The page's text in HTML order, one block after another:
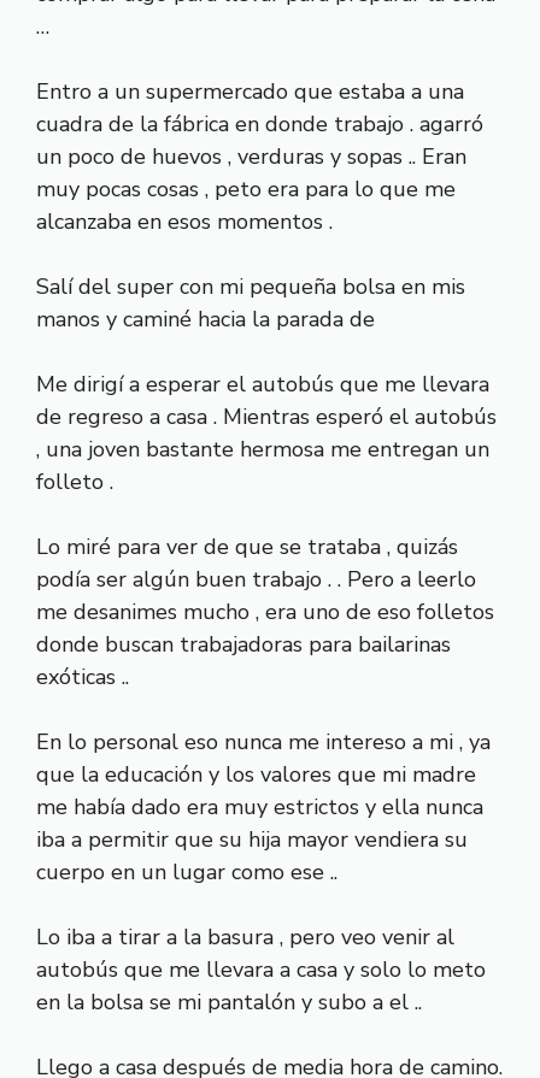
…
Entro a un supermercado que estaba a una
cuadra de la fábrica en donde trabajo . agarró
un poco de huevos , verduras y sopas .. Eran
muy pocas cosas , peto era para lo que me
alcanzaba en esos momentos .
Salí del super con mi pequeña bolsa en mis
manos y caminé hacia la parada de
Me dirigí a esperar el autobús que me llevara
de regreso a casa . Mientras esperó el autobús
, una joven bastante hermosa me entregan un
folleto .
Lo miré para ver de que se trataba , quizás
podía ser algún buen trabajo . . Pero a leerlo
me desanimes mucho , era uno de eso folletos
donde buscan trabajadoras para bailarinas
exóticas ..
En lo personal eso nunca me intereso a mi , ya
que la educación y los valores que mi madre
me había dado era muy estrictos y ella nunca
iba a permitir que su hija mayor vendiera su
cuerpo en un lugar como ese ..
Lo iba a tirar a la basura , pero veo venir al
autobús que me llevara a casa y solo lo meto
en la bolsa se mi pantalón y subo a el ..
Llego a casa después de media hora de camino.